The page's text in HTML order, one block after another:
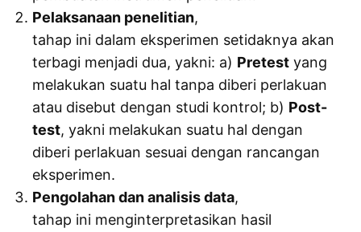
Pelaksanaan penelitian,
tahap ini dalam eksperimen setidaknya akan
terbagi menjadi dua, yakni: a) Pretest yang
melakukan suatu hal tanpa diberi perlakuan
atau disebut dengan studi kontrol; b) Post-
test, yakni melakukan suatu hal dengan
diberi perlakuan sesuai dengan rancangan
eksperimen.
Pengolahan dan analisis data,
tahap ini menginterpretasikan hasil